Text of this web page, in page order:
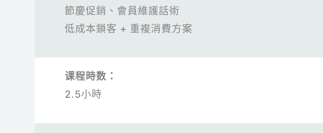
節慶促銷、會員維護話術
低成本鎖客 + 重複消費方案
课程時数：
2.5小時